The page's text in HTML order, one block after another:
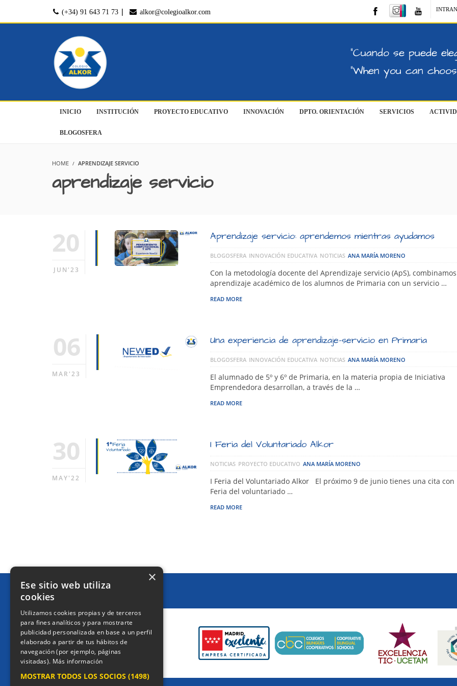
(+34) 91 643 71 73 | alkor@colegioalkor.com
"Cuando se puede
"When you can
INICIO INSTITUCIÓN PROYECTO EDUCATIVO INNOVACIÓN DPTO. ORIENTACIÓN SERVICIOS
BLOGOSFERA
HOME APRENDIZAJE SERVICIO
aprendizaje servicio
20
JUN'23
Aprendizaje servicio: aprendemos mientras ayudamos
BLOGOSFERA INNOVACIÓN EDUCATIVA NOTICIAS ANA MARÍA MORENO
Con la metodología docente del Aprendizaje servicio (ApS),
aprendizaje académico de los alumnos de Primaria con un servicio …
READ MORE
06
MAR'23
Una experiencia de aprendizaje-servicio en Primaria
BLOGOSFERA INNOVACIÓN EDUCATIVA NOTICIAS ANA MARÍA MORENO
El alumnado de 5º y 6º de Primaria, en la materia propia de Iniciativa
Emprendedora desarrollan, a través de la …
READ MORE
30
MAY'22
I Feria del Voluntariado Alkor
NOTICIAS PROYECTO EDUCATIVO ANA MARÍA MORENO
I Feria del Voluntariado Alkor El próximo 9 de junio tienes una cita con
Feria del voluntariado …
READ MORE
CERTIFICACIONES
×
Ese sitio web utiliza
cookies
Utilizamos cookies propias y de terceros
para fines analíticos y para mostrarte
publicidad personalizada en base a un perfil
elaborado a partir de tus hábitos de
navegación (por ejemplo, páginas
visitadas). Más información
MOSTRAR TODOS LOS SOCIOS (1498)